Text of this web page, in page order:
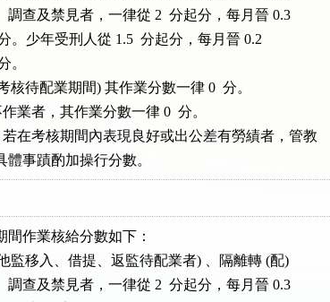
、調查及禁見者，一律從 2  分起分，每月晉 0.3
分。少年受刑人從 1.5  分起分，每月晉 0.2
。
核待配業期間) 其作業分數一律 0  分。
作業者，其作業分數一律 0  分。
若在考核期間內表現良好或出公差有勞績者，管教
具體事蹟酌加操行分數。
作業核給分數如下：
他監移入、借提、返監待配業者) 、隔離轉 (配)
、調查及禁見者，一律從 2  分起分，每月晉 0.3